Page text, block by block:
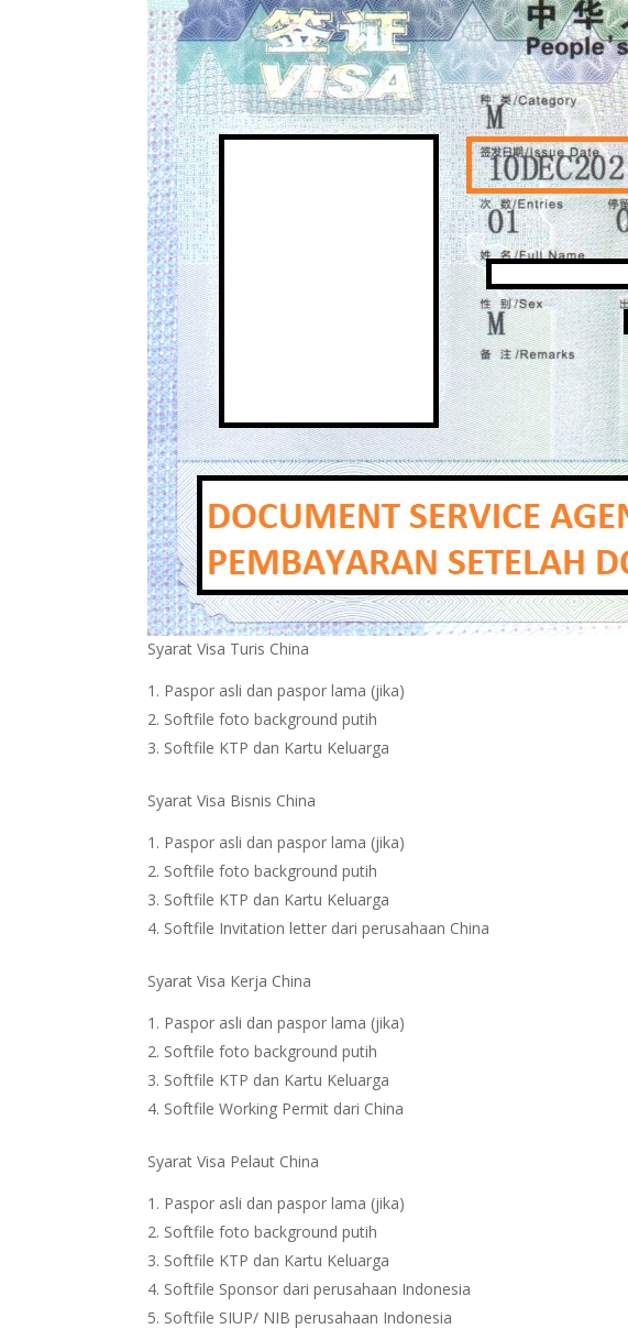
Syarat Visa Turis China
Paspor asli dan paspor lama (jika)
Softfile foto background putih
Softfile KTP dan Kartu Keluarga
Syarat Visa Bisnis China
Paspor asli dan paspor lama (jika)
Softfile foto background putih
Softfile KTP dan Kartu Keluarga
Softfile Invitation letter dari perusahaan China
Syarat Visa Kerja China
Paspor asli dan paspor lama (jika)
Softfile foto background putih
Softfile KTP dan Kartu Keluarga
Softfile Working Permit dari China
Syarat Visa Pelaut China
Paspor asli dan paspor lama (jika)
Softfile foto background putih
Softfile KTP dan Kartu Keluarga
Softfile Sponsor dari perusahaan Indonesia
Softfile SIUP/ NIB perusahaan Indonesia